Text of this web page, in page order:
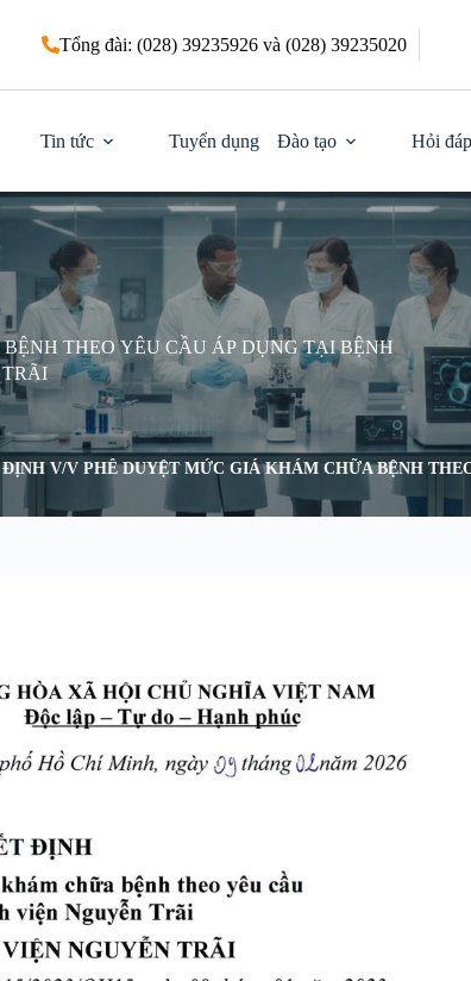
Tổng đài: (028) 39235926 và (028) 39235020
Tin tức Tuyển dụng Đào tạo Hỏi đáp
THEO YÊU CẦU ÁP DỤNG TẠI BỆNH
V/V PHÊ DUYỆT MỨC GIÁ KHÁM CHỮA BỆNH